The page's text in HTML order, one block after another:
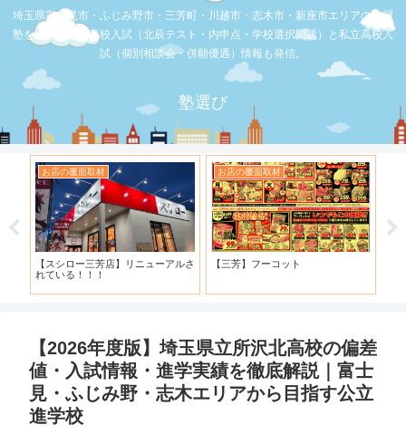
埼玉県富士見市・ふじみ野市・三芳町・川越市・志木市・新座市エリアの学習
塾を比較。公立高校入試（北辰テスト・内申点・学校選択問題）と私立高校入
試（個別相談会・併願優遇）情報も発信。
塾選び
お店の覆面取材
【スシロー三芳店】リニューアルさ
れている！！！
お店の覆面取材
【三芳】フーコット
【2026年度版】埼玉県立所沢北高校の偏差
値・入試情報・進学実績を徹底解説｜富士
見・ふじみ野・志木エリアから目指す公立
進学校